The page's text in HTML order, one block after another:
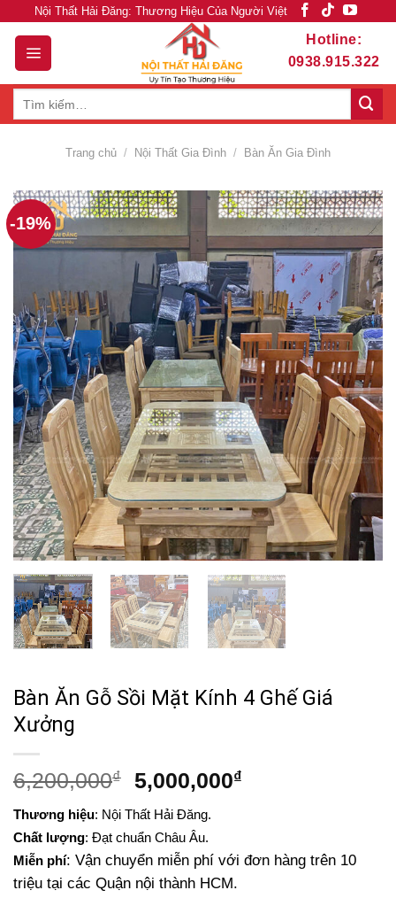
content
Nội Thất Hải Đăng: Thương Hiệu Của Người Việt
Hotline:
0938.915.322
Trang chủ / Nội Thất Gia Đình / Bàn Ăn Gia Đình
-19%
Bàn Ăn Gỗ Sồi Mặt Kính 4 Ghế Giá
Xưởng
6,200,000₫
Giá
là:
6,200,000₫.
5,000,000₫Giá
5,000,000₫.
Thương hiệu: Nội Thất Hải Đăng.
Chất lượng: Đạt chuẩn Châu Âu.
Miễn phí: Vận chuyển miễn phí với đơn hàng trên 10
triệu tại các Quận nội thành HCM.